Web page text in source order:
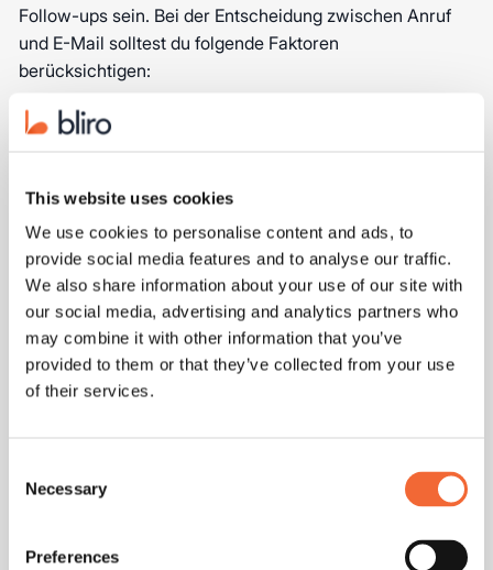
This website uses cookies
We use cookies to personalise content and ads, to
provide social media features and to analyse our traffic.
We also share information about your use of our site with
our social media, advertising and analytics partners who
may combine it with other information that you’ve
provided to them or that they’ve collected from your use
of their services.
Selection
Necessary
Preferences
Follow-ups sein. Bei der Entscheidung zwischen Anruf
und E-Mail solltest du folgende Faktoren
berücksichtigen:
Vorteile eines Follow-up Calls:
Persönlichere Interaktion
Möglichkeit, die Stimme des Kunden zu hören und
Tonfall zu interpretieren
Vorteile einer Follow-up E-Mail:
Dokumentiert die Kommunikation schriftlich
Ermöglicht es dem Kunden, in seinem eigenen Tempo
zu antworten